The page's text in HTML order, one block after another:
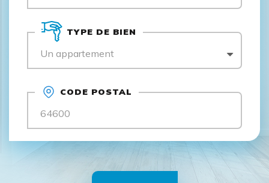
TYPE DE BIEN
Un appartement
CODE POSTAL